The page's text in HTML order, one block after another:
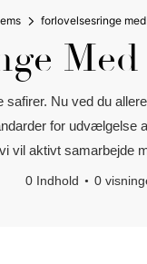
forlovelsesringe
Nu ved du
for
vil aktivt samarbejde
0 Indhold 0